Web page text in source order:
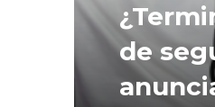
de